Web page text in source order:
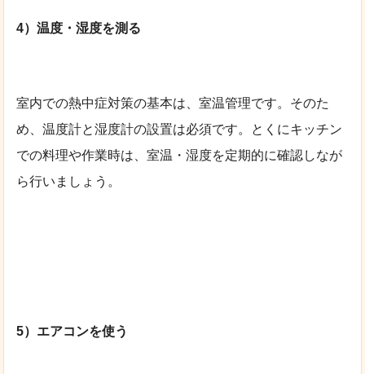
4）温度・湿度を測る
室内での熱中症対策の基本は、室温管理です。そのた
め、温度計と湿度計の設置は必須です。とくにキッチン
での料理や作業時は、室温・湿度を定期的に確認しなが
ら行いましょう。
5）エアコンを使う